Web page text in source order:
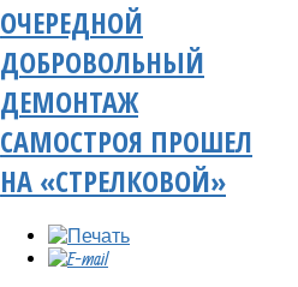
ОЧЕРЕДНОЙ
ДОБРОВОЛЬНЫЙ
ДЕМОНТАЖ
САМОСТРОЯ ПРОШЕЛ
НА «СТРЕЛКОВОЙ»